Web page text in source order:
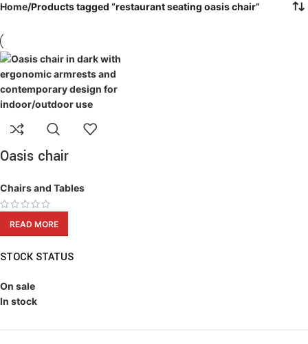
STOCK STATUS
On sale
In stock
Home Products tagged “restaurant seating oasis chair”
Oasis chair
Chairs and Tables
READ MORE